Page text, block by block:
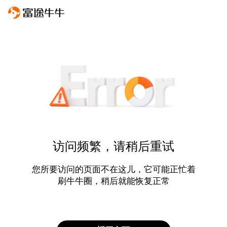
访问频繁，请稍后重试
您所要访问的页面不在这儿，它可能正忙着
刷牛牛圈，稍后就能恢复正常